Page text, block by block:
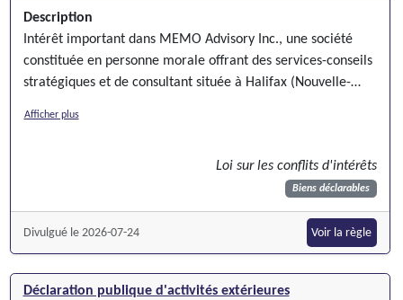
Description
Intérêt important dans MEMO Advisory Inc., une société
constituée en personne morale offrant des services-conseils
stratégiques et de consultant située à Halifax (Nouvelle-
Afficher plus
Loi sur les conflits d'intérêts
Biens déclarables
Divulgué le 2026-07-24 Voir la règle
Déclaration publique d'activités extérieures